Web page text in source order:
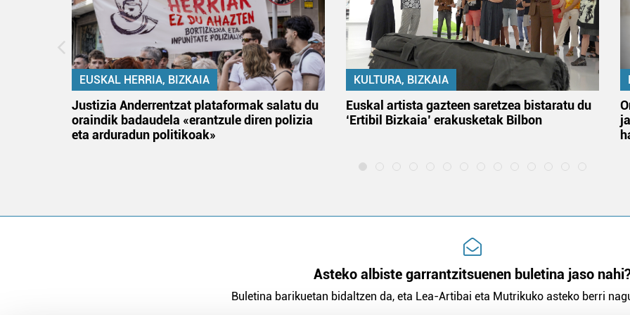
EUSKAL HERRIA, BIZKAIA
Justizia Anderrentzat plataformak salatu du
oraindik badaudela «erantzule diren polizia
eta arduradun politikoak»
KULTURA, BIZKAIA
Euskal artista gazteen saretzea bistaratu du
‘Ertibil Bizkaia’ erakusketak Bilbon
Asteko albiste garrantzitsuenen buletina jaso
Buletina barikuetan bidaltzen da, eta Lea-Artibai eta Mutrikuko asteko berri